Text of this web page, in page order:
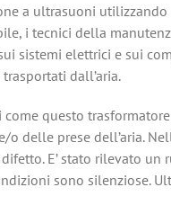
a ultrasuoni
i tecnici della
sistemi elettrici e sui
dall’aria.
questo
delle prese dell’aria.
E’ stato rilevato un
sono silenziose.